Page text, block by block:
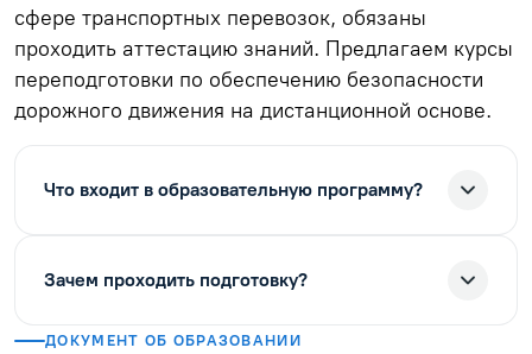
сфере транспортных перевозок, обязаны
проходить аттестацию знаний. Предлагаем курсы
переподготовки по обеспечению безопасности
дорожного движения на дистанционной основе.
Что входит в образовательную программу?
Зачем проходить подготовку?
ДОКУМЕНТ ОБ ОБРАЗОВАНИИ